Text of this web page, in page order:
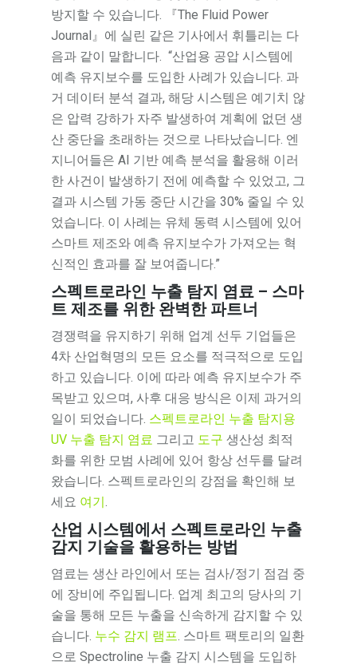
방지할 수 있습니다. 『The Fluid Power
Journal』에 실린 같은 기사에서 휘틀리는 다
음과 같이 말합니다. “산업용 공압 시스템에
예측 유지보수를 도입한 사례가 있습니다. 과
거 데이터 분석 결과, 해당 시스템은 예기치 않
은 압력 강하가 자주 발생하여 계획에 없던 생
산 중단을 초래하는 것으로 나타났습니다. 엔
지니어들은 AI 기반 예측 분석을 활용해 이러
한 사건이 발생하기 전에 예측할 수 있었고, 그
결과 시스템 가동 중단 시간을 30% 줄일 수 있
었습니다. 이 사례는 유체 동력 시스템에 있어
스마트 제조와 예측 유지보수가 가져오는 혁
신적인 효과를 잘 보여줍니다.”
스펙트로라인 누출 탐지 염료 – 스마
트 제조를 위한 완벽한 파트너
경쟁력을 유지하기 위해 업계 선두 기업들은
4차 산업혁명의 모든 요소를 적극적으로 도입
하고 있습니다. 이에 따라 예측 유지보수가 주
목받고 있으며, 사후 대응 방식은 이제 과거의
일이 되었습니다. 스펙트로라인 누출 탐지용
UV 누출 탐지 염료 그리고 도구 생산성 최적
화를 위한 모범 사례에 있어 항상 선두를 달려
왔습니다. 스펙트로라인의 강점을 확인해 보
세요 여기.
산업 시스템에서 스펙트로라인 누출
감지 기술을 활용하는 방법
염료는 생산 라인에서 또는 검사/정기 점검 중
에 장비에 주입됩니다. 업계 최고의 당사의 기
술을 통해 모든 누출을 신속하게 감지할 수 있
습니다. 누수 감지 램프. 스마트 팩토리의 일환
으로 Spectroline 누출 감지 시스템을 도입하